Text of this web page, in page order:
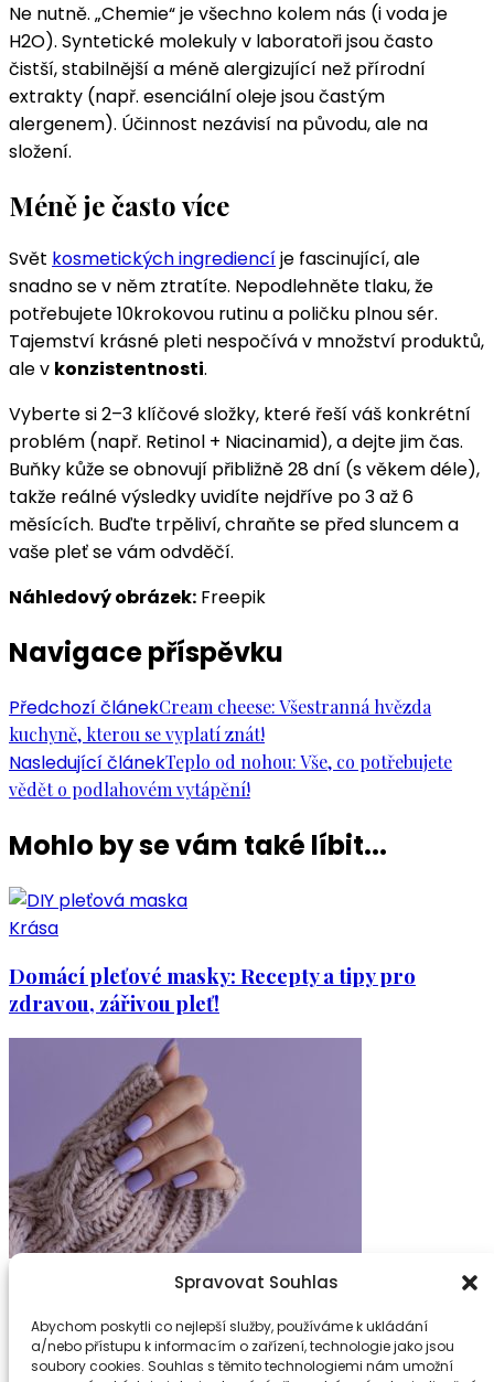
Spravovat Souhlas
Abychom poskytli co nejlepší služby, používáme k ukládání
a/nebo přístupu k informacím o zařízení, technologie jako jsou
soubory cookies. Souhlas s těmito technologiemi nám umožní
Ne nutně. „Chemie“ je všechno kolem nás (i voda je
H2O). Syntetické molekuly v laboratoři jsou často
čistší, stabilnější a méně alergizující než přírodní
extrakty (např. esenciální oleje jsou častým
alergenem). Účinnost nezávisí na původu, ale na
složení.
Méně je často více
Svět kosmetických ingrediencíje fascinující, ale
snadno se v něm ztratíte. Nepodlehněte tlaku, že
potřebujete 10krokovou rutinu a poličku plnou sér.
Tajemství krásné pleti nespočívá v množství produktů,
ale v konzistentnosti.
Vyberte si 2–3 klíčové složky, které řeší váš konkrétní
problém (např. Retinol + Niacinamid), a dejte jim čas.
Buňky kůže se obnovují přibližně 28 dní (s věkem déle),
takže reálné výsledky uvidíte nejdříve po 3 až 6
měsících. Buďte trpěliví, chraňte se před sluncem a
vaše pleť se vám odvděčí.
Náhledový obrázek: Freepik
Navigace příspěvku
Předchozí článekCream cheese: Všestranná hvězda
kuchyně, kterou se vyplatí znát!
Nasledující článekTeplo od nohou: Vše, co potřebujete
vědět o podlahovém vytápění!
Mohlo by se vám také líbit...
Krása
Domácí pleťové masky: Recepty a tipy pro
zdravou, zářivou pleť!
Fialové gelové nehty, které přitáhnou pohledy i
komplimenty